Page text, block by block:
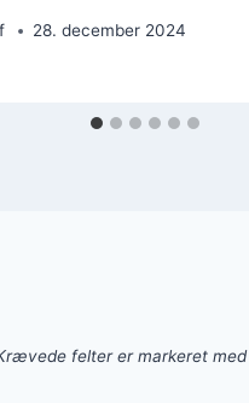
28. december 2024
felter er markeret med